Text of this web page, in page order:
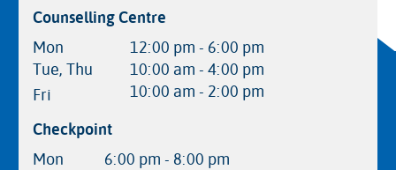
Counselling Centre
Mon
12:00 pm - 6:00 pm
Tue, Thu
10:00 am - 4:00 pm
Fri
10:00 am - 2:00 pm
Checkpoint
Mon
6:00 pm - 8:00 pm